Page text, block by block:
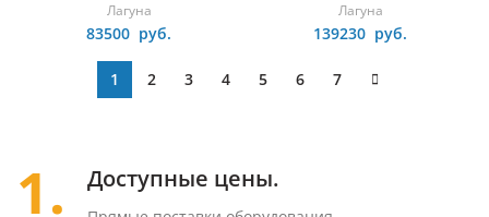
Лагуна
83500 руб.
Лагуна
139230 руб.
1 2 3 4 5 6 7
1. Доступные цены.